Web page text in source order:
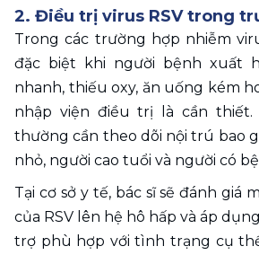
2. Điều trị virus RSV trong
Trong các trường hợp nhiễm
đặc biệt khi người bệnh xuất
nhanh, thiếu oxy, ăn uống kém
nhập viện điều trị là cần thiết.
thường cần theo dõi nội trú bao
nhỏ, người cao tuổi và người có
Tại cơ sở y tế, bác sĩ sẽ đánh giá
của RSV lên hệ hô hấp và áp
trợ phù hợp với tình trạng cụ